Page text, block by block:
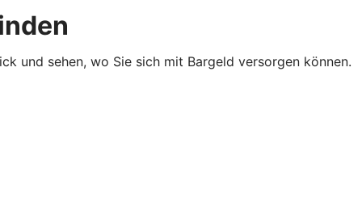
und sehen, wo Sie sich mit Bargeld versorgen können.